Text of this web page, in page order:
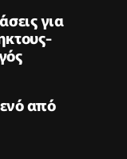
για
από